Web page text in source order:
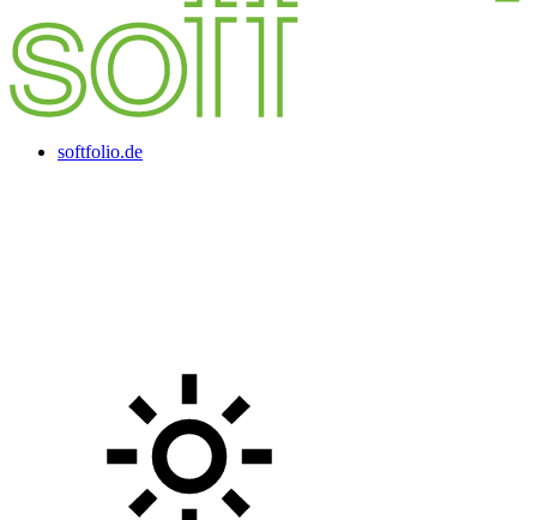
softfolio.de